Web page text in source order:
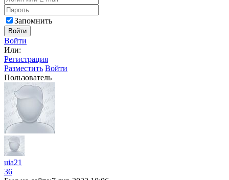
Запомнить
Войти
Войти
Или:
Регистрация
Разместить Войти
Пользователь
uia21
36